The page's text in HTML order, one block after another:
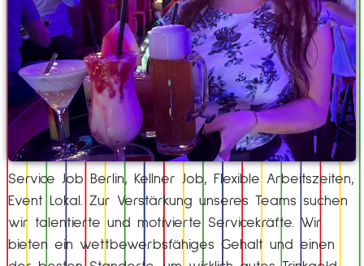
Service Job Berlin, Kellner Job, Flexible Arbeitszeiten,
Event Lokal. Zur Verstärkung unseres Teams suchen
wir talentierte und motivierte Servicekräfte. Wir
bieten ein wettbewerbsfähiges Gehalt und einen